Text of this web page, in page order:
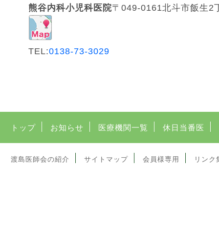
熊谷内科小児科医院〒049-0161北斗市飯生2
TEL:0138-73-3029
トップ お知らせ 医療機関一覧 休日当番医
渡島医師会の紹介 サイトマップ 会員様専用 リンク